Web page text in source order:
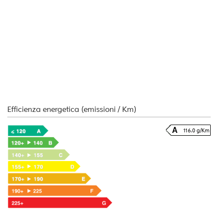
Efficienza energetica (emissioni / Km)
116.0 g/Km